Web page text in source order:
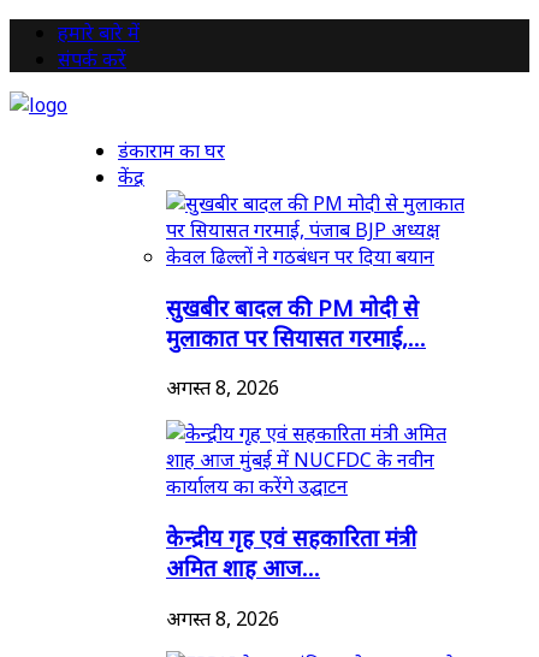
हमारे बारे में
संपर्क करें
डंकाराम का घर
केंद्र
सुखबीर बादल की PM मोदी से
मुलाकात पर सियासत गरमाई,...
अगस्त 8, 2026
केन्द्रीय गृह एवं सहकारिता मंत्री
अमित शाह आज...
अगस्त 8, 2026